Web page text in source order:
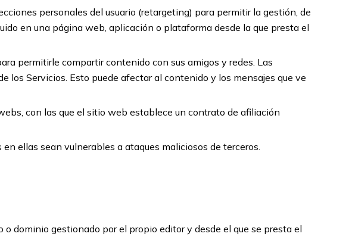
personales del usuario (retargeting) para permitir la gestión, de
en una página web, aplicación o plataforma desde la que presta el
permitirle compartir contenido con sus amigos y redes. Las
los Servicios. Esto puede afectar al contenido y los mensajes que ve
con las que el sitio web establece un contrato de afiliación
ellas sean vulnerables a ataques maliciosos de terceros.
dominio gestionado por el propio editor y desde el que se presta el